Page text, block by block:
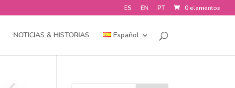
ES EN PT 0 elementos
NOTICIAS & HISTORIAS Español